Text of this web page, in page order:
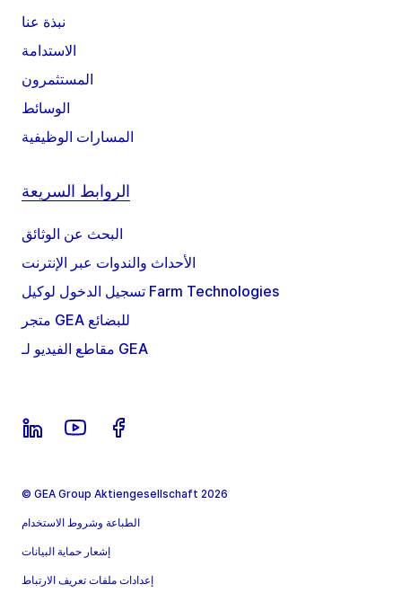
نبذة عنا
الاستدامة
المستثمرون
الوسائط
المسارات الوظيفية
الروابط السريعة
البحث عن الوثائق
الأحداث والندوات عبر الإنترنت
تسجيل الدخول لوكيل Farm Technologies
متجر GEA للبضائع
مقاطع الفيديو لـ GEA
© GEA Group Aktiengesellschaft 2026
الطباعة وشروط الاستخدام
إشعار حماية البيانات
إعدادات ملفات تعريف الارتباط